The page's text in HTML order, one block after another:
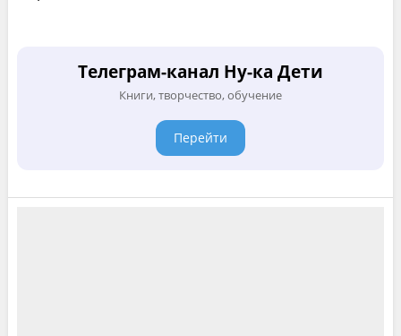
Телеграм-канал Ну-ка Дети
Книги, творчество, обучение
Перейти